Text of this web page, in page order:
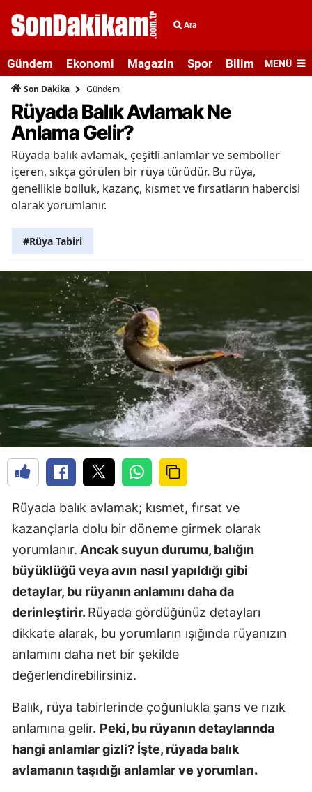
Ara
Gündem Ekonomi Magazin Spor Bilim veMENÜ
Son Dakika Gündem
Rüyada Balık Avlamak Ne
Anlama Gelir?
Rüyada balık avlamak, çeşitli anlamlar ve semboller
içeren, sıkça görülen bir rüya türüdür. Bu rüya,
genellikle bolluk, kazanç, kısmet ve fırsatların habercisi
olarak yorumlanır.
#Rüya Tabiri
Rüyada balık avlamak; kısmet, fırsat ve
kazançlarla dolu bir döneme girmek olarak
yorumlanır. Ancak suyun durumu, balığın
büyüklüğü veya avın nasıl yapıldığı gibi
detaylar, bu rüyanın anlamını daha da
derinleştirir.Rüyada gördüğünüz detayları
dikkate alarak, bu yorumların ışığında rüyanızın
anlamını daha net bir şekilde
değerlendirebilirsiniz.
Balık, rüya tabirlerinde çoğunlukla şans ve rızık
anlamına gelir. Peki, bu rüyanın detaylarında
hangi anlamlar gizli? İşte, rüyada balık
avlamanın taşıdığı anlamlar ve yorumları.